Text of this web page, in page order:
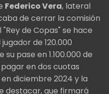
Federico Vera, lateral
de cerrar la comisión
de Copas" se hace
de 120.000
pase en 1.100.000 de
en dos cuotas
diciembre 2024 y la
destacar, que firmará